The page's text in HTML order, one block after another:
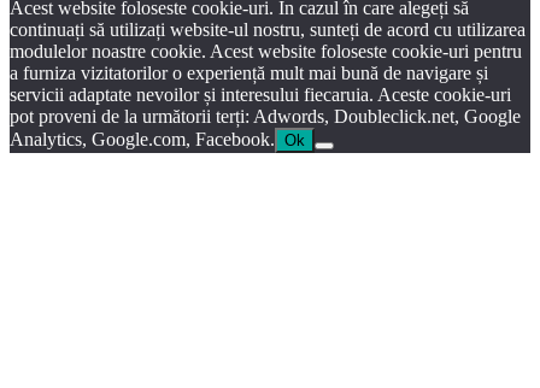
Acest website foloseste cookie-uri. În cazul în care alegeți să
continuați să utilizați website-ul nostru, sunteți de acord cu utilizarea
modulelor noastre cookie. Acest website foloseste cookie-uri pentru
a furniza vizitatorilor o experiență mult mai bună de navigare și
servicii adaptate nevoilor și interesului fiecaruia. Aceste cookie-uri
pot proveni de la următorii terți: Adwords, Doubleclick.net, Google
Analytics, Google.com, Facebook. Ok